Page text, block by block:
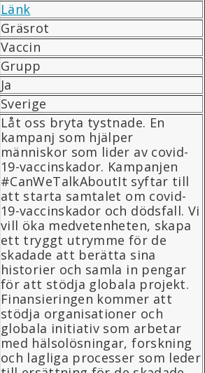
Länk
Gräsrot
Vaccin
Grupp
Ja
Sverige
Låt oss bryta tystnade. En
kampanj som hjälper
människor som lider av covid-
19-vaccinskador. Kampanjen
#CanWeTalkAboutIt syftar till
att starta samtalet om covid-
19-vaccinskador och dödsfall. Vi
vill öka medvetenheten, skapa
ett tryggt utrymme för de
skadade att berätta sina
historier och samla in pengar
för att stödja globala projekt.
Finansieringen kommer att
stödja organisationer och
globala initiativ som arbetar
med hälsolösningar, forskning
och lagliga processer som leder